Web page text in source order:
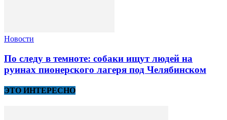
Новости
По следу в темноте: собаки ищут людей на
руинах пионерского лагеря под Челябинском
ЭТО ИНТЕРЕСНО